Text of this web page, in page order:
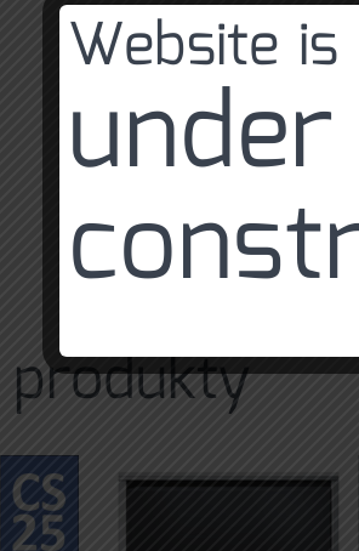
produkty
Website is
under